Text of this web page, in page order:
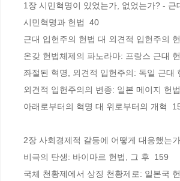
1장 시민혁명이 있었는가, 없었는가? - 근
시민혁명과 헌법  40
근대 입헌주의 헌법 대 외견적 입헌주의
온갖 헌법체제의 파노라마: 프랑스 근대
좌절된 혁명, 외견적 입헌주의: 독일 근대
외견적 입헌주의의 변종: 일본 메이지 헌
아래로부터의 혁명 대 위로부터의 개혁
2장 사회경제적 갈등에 어떻게 대응했는
비극의 탄생: 바이마르 헌법, 그 후  159
국체 천황제에서 상징 천황제로: 일본국